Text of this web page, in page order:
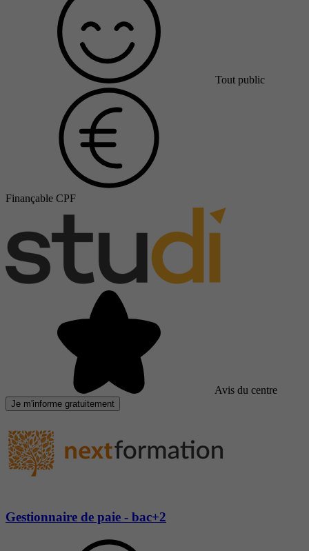
Tout public
Finançable CPF
Avis du centre
Je m'informe gratuitement
Gestionnaire de paie - bac+2